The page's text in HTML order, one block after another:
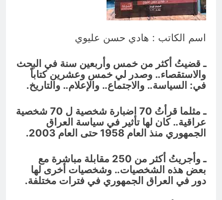
الأرض خضرة وإستبراق
اسم الكاتب : هادي حسن عليوي
ـ قضيتُ أكثر من خمس وأربعين سنة في البحث
والاستقصاء.. وصدر لي خمس وعشرين كتاباً
في: السياسة.. والاجتماع.. والإعلام.. والتاريخ.
ـ مثلما قرأتُ 70 اضبارة شخصية ل 70 شخصية
عراقية.. كان لها تأثير في سياسة العراق
الجمهوري منذ العام 1958 حتى العام 2003.
ـ وأجريتُ أكثر من 250 مقابلة مباشرة مع
بعض هذه الشخصيات.. وشخصيات أخرى لها
دور في العراق الجمهوري في فترات مختلفة.